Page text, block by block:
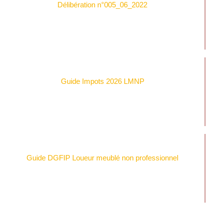
Délibération n°005_06_2022
Guide Impots 2026 LMNP
Guide DGFIP Loueur meublé non professionnel